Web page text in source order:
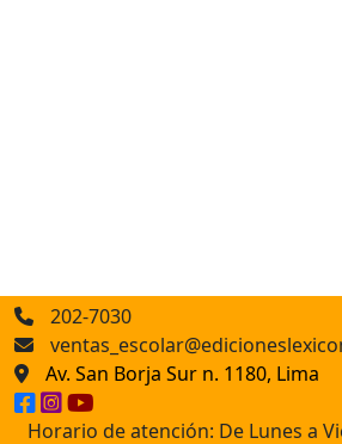
202-7030
Av. San Borja Sur n. 1180, Lima
Horario de atención: De Lunes a